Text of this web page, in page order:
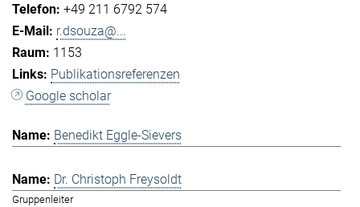
+49 211 6792 574
r.dsouza@...
1153
Publikationsreferenzen
Google scholar
Benedikt Eggle-Sievers
Dr. Christoph Freysoldt
Gruppenleiter